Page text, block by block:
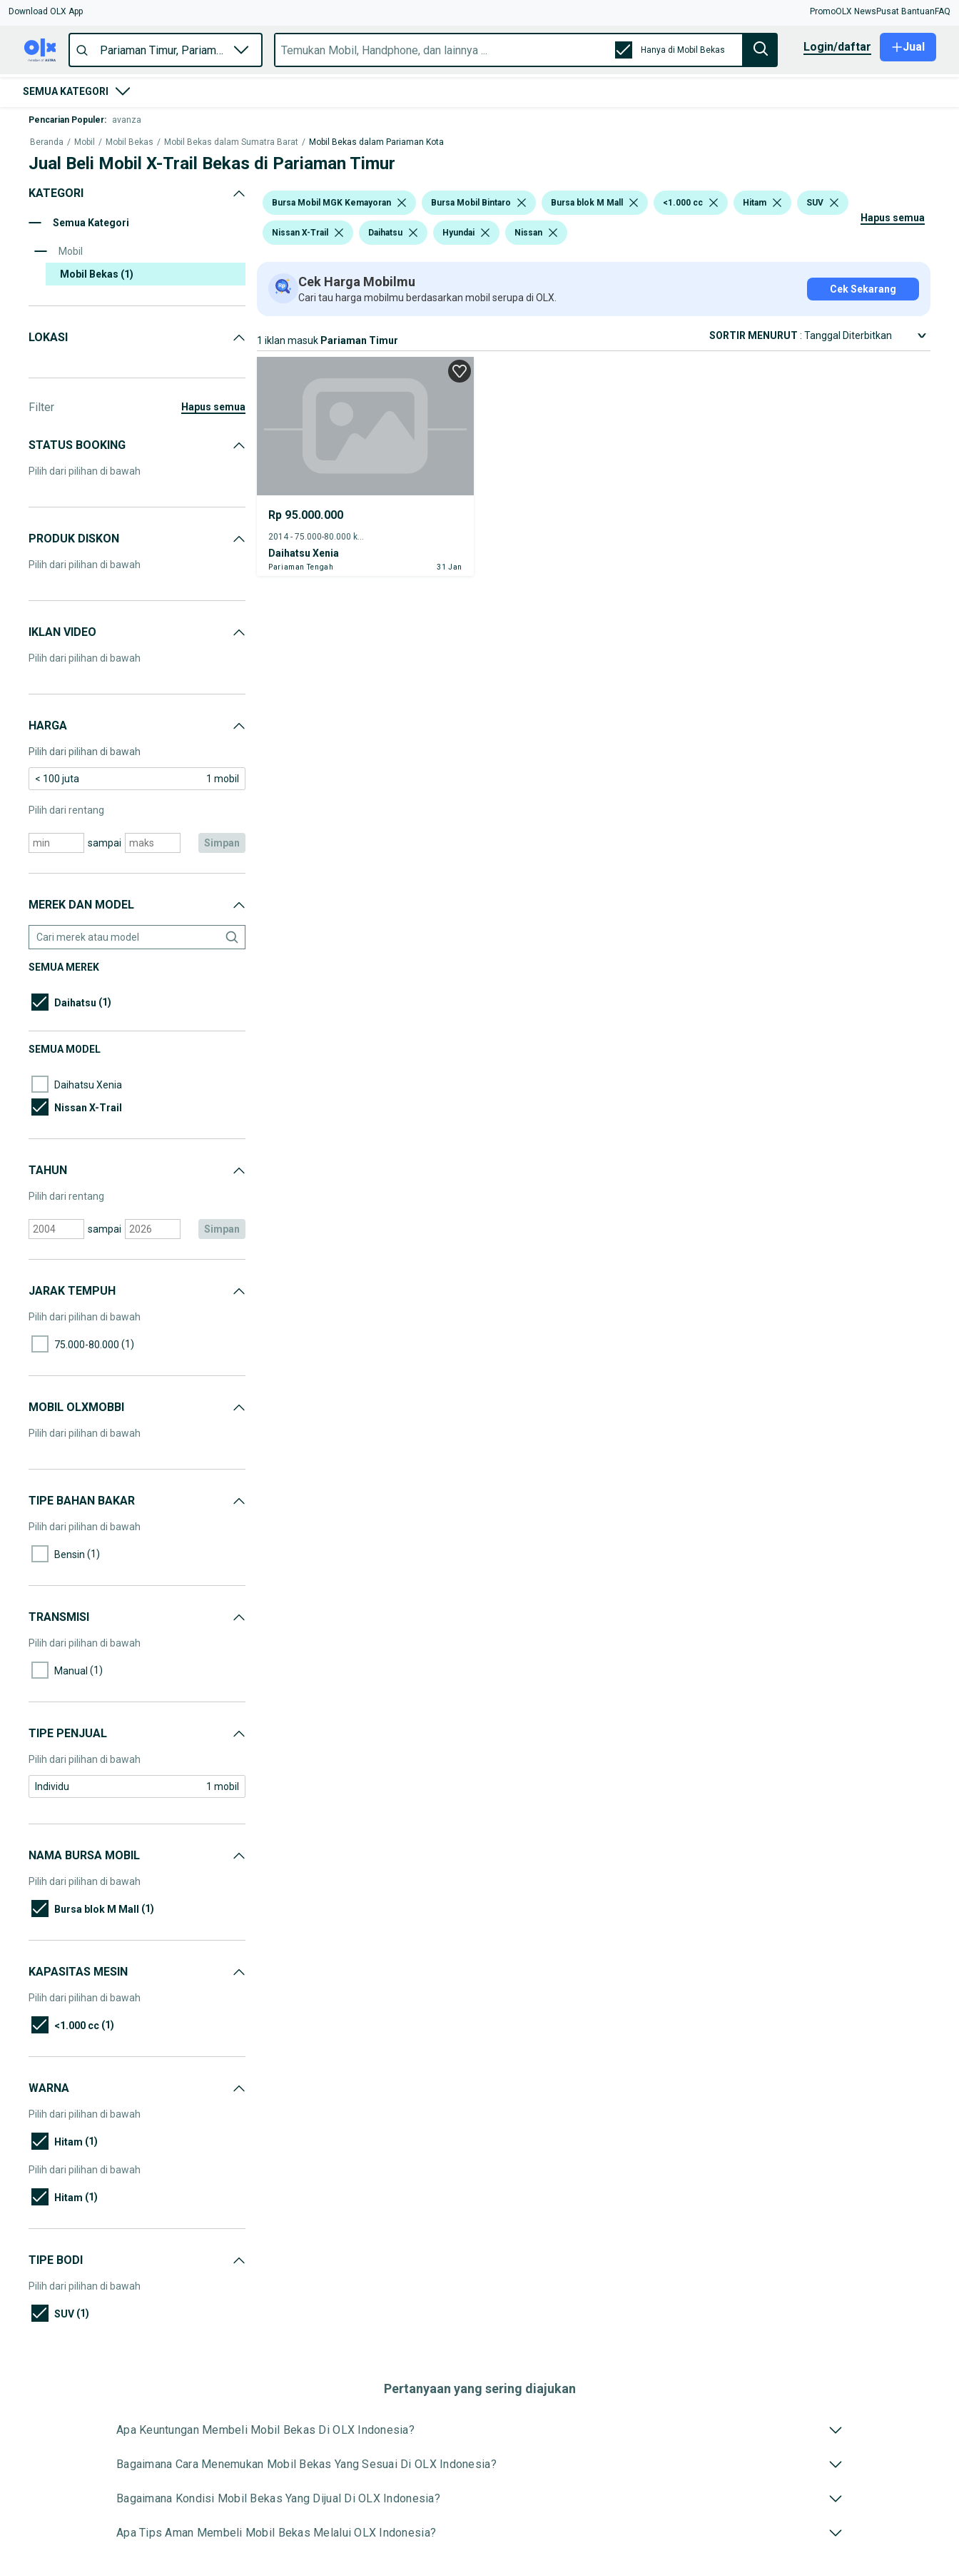
Download OLX App PromoOLX News Pusat Bantuan FAQ
Hanya di Mobil Bekas login/daftar Jual
SEMUA KATEGORI
Pencarian Populer: avanza
Beranda / Mobil / Mobil Bekas / Mobil Bekas dalam Sumatra Barat / Mobil Bekas dalam Pariaman Kota
Jual Beli Mobil X-Trail Bekas di Pariaman Timur
KATEGORI
Semua Kategori
Mobil
Mobil Bekas (1)
LOKASI
Filter hapus semua
STATUS BOOKING
Pilih dari pilihan di bawah
PRODUK DISKON
Pilih dari pilihan di bawah
IKLAN VIDEO
Pilih dari pilihan di bawah
HARGA
Pilih dari pilihan di bawah
< 100 juta 1 mobil
Pilih dari rentang
sampai simpan
MEREK DAN MODEL
SEMUA MEREK
Daihatsu (1)
SEMUA MODEL
Daihatsu Xenia
Nissan X-Trail
TAHUN
Pilih dari rentang
sampai simpan
JARAK TEMPUH
Pilih dari pilihan di bawah
75.000-80.000 (1)
MOBIL OLXMOBBI
Pilih dari pilihan di bawah
TIPE BAHAN BAKAR
Pilih dari pilihan di bawah
Bensin (1)
TRANSMISI
Pilih dari pilihan di bawah
Manual (1)
TIPE PENJUAL
Pilih dari pilihan di bawah
Individu 1 mobil
NAMA BURSA MOBIL
Pilih dari pilihan di bawah
Bursa blok M Mall (1)
KAPASITAS MESIN
Pilih dari pilihan di bawah
<1.000 cc (1)
WARNA
Pilih dari pilihan di bawah
Hitam (1)
Pilih dari pilihan di bawah
Hitam (1)
TIPE BODI
Pilih dari pilihan di bawah
SUV (1)
Bursa Mobil MGK Kemayoran Bursa Mobil Bintaro Bursa blok M Mall <1.000 cc Hitam SUV
Nissan X-Trail Daihatsu Hyundai Nissan
hapus semua
Cek Harga Mobilmu
Cari tau harga mobilmu berdasarkan mobil serupa di OLX.
Cek Sekarang
1 iklan masuk Pariaman Timur SORTIR MENURUT : Tanggal Diterbitkan
Rp 95.000.000
Daihatsu Xenia
Pariaman Tengah 31 Jan
Pertanyaan yang sering diajukan
Apa Keuntungan Membeli Mobil Bekas Di OLX Indonesia?
Bagaimana Cara Menemukan Mobil Bekas Yang Sesuai Di OLX Indonesia?
Bagaimana Kondisi Mobil Bekas Yang Dijual Di OLX Indonesia?
Apa Tips Aman Membeli Mobil Bekas Melalui OLX Indonesia?